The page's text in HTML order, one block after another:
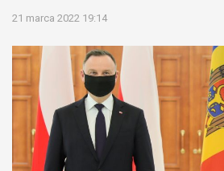
21 marca 2022 19:14